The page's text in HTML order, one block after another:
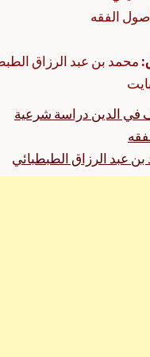
الفقه
محمد بن عبد الرزاق
في الدين دراسة شرعية
عبد الرزاق الطبطبائي